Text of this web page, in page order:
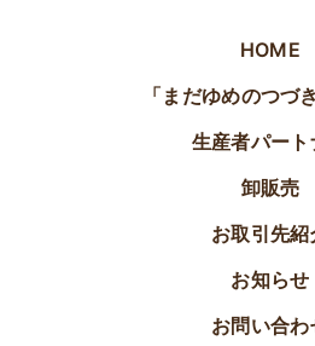
HOME
「まだゆめのつづ
生産者パート
卸販売
お取引先紹
お知らせ
お問い合わ